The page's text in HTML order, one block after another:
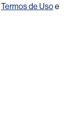
Termos de Usoe